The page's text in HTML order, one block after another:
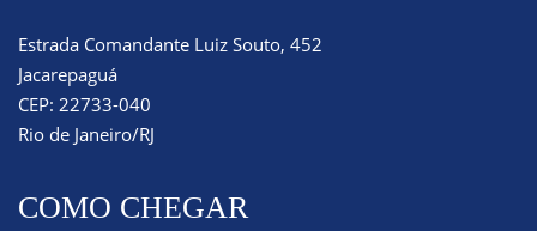
Estrada Comandante Luiz Souto, 452
Jacarepaguá
CEP: 22733-040
Rio de Janeiro/RJ
COMO CHEGAR